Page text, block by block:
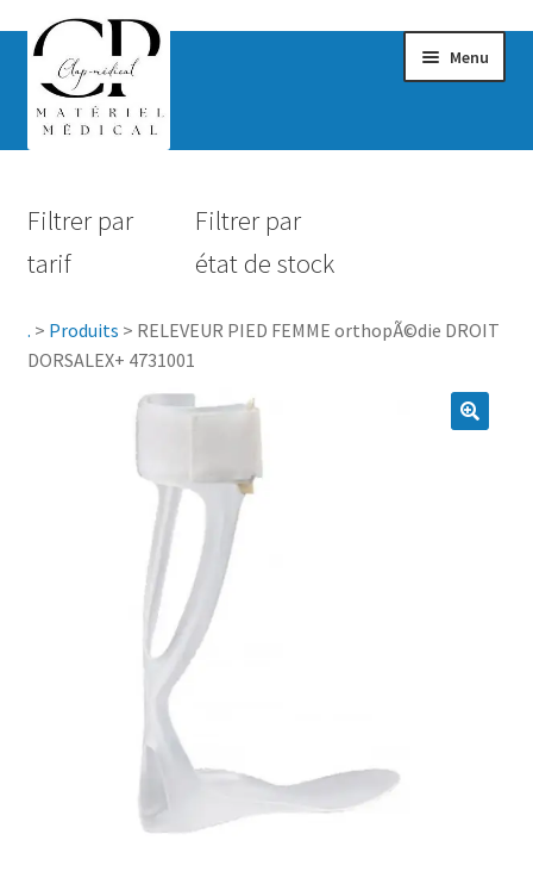
Menu
Hygiène
Vêtements & Chaussures
Filtrer par
tarif
Filtrer par
état de stock
. > Produits > RELEVEUR PIED FEMME orthopÃ©die DROIT
DORSALEX+ 4731001